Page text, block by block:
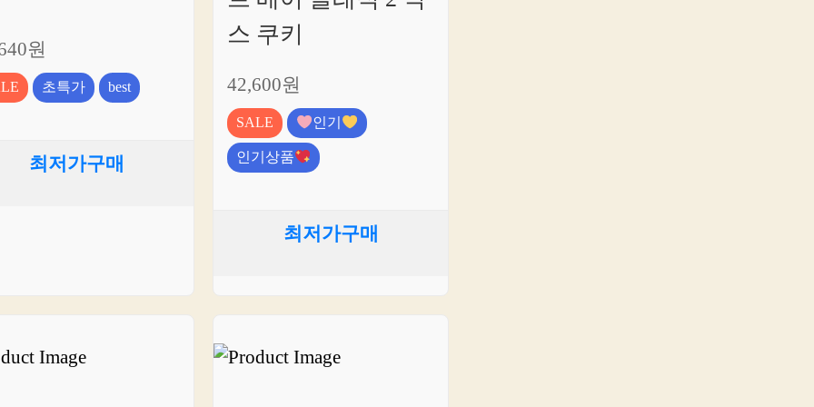
원
초특가 best
최저가구매
스 쿠키
42,600원
SALE
인기
인기상품
최저가구매